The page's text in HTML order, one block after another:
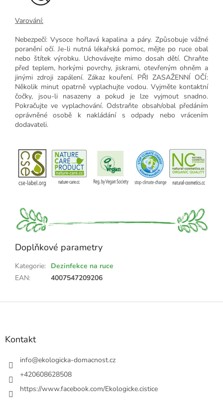
Varování:
Nebezpečí: Vysoce hořlavá kapalina a páry. Způsobuje vážné
poranění očí. Je-li nutná lékařská pomoc, mějte po ruce obal
nebo štítek výrobku. Uchovávejte mimo dosah dětí. Chraňte
před teplem, horkými povrchy, jiskrami, otevřeným ohněm a
jinými zdroji zapálení. Zákaz kouření. PŘI ZASAŽENNÍ OČÍ:
Několik minut opatrně vyplachujte vodou. Vyjměte kontaktní
čočky, jsou-li nasazeny a pokud je lze vyjmout snadno.
Pokračujte ve vyplachování. Odstraňte obsah/obal předáním
oprávněné osobě k nakládání s odpady nebo vrácením
dodavateli.
Doplňkové parametry
Kategorie: Dezinfekce na ruce
EAN: 4007547209206
Z
Kontakt
info@ekologicka-domacnost.cz
+420608628508
https://www.facebook.com/Ekologicke.cistice